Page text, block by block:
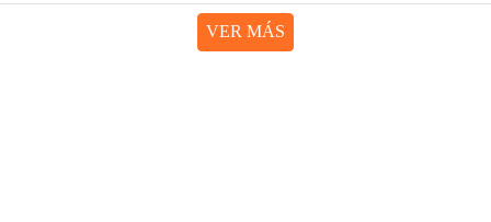
VER MÁS